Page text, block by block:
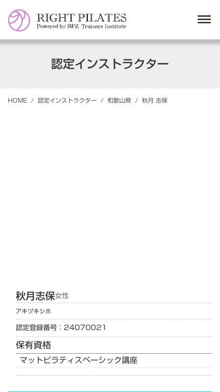
認定インストラクター
HOME / 認定インストラクター / 和歌山県 / 秋月 志保
秋月志保女性
アキヅキシホ
認定登録番号：24070021
保有資格
マットピラティスベーシック講座
dehaze